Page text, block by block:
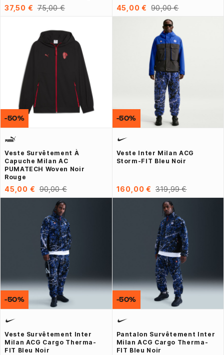
37,50 € 75,00 € 45,00 € 90,00 €
Veste Survêtement À
Capuche Milan AC
PUMATECH Woven Noir
Rouge
45,00 € 90,00 €
-50%
Veste Inter Milan ACG
Storm-FIT Bleu Noir
160,00 € 319,99 €
-50%
Veste Survêtement Inter
Milan ACG Cargo Therma-
FIT Bleu Noir
-50%
Pantalon Survêtement Inter
Milan ACG Cargo Therma-
FIT Bleu Noir
-50%